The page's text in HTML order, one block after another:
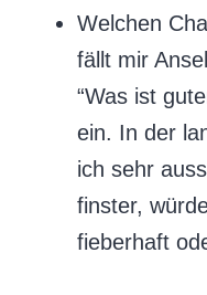
Welchen
fällt mir
“Was ist
ein. In der
ich sehr
finster,
fieberhaft